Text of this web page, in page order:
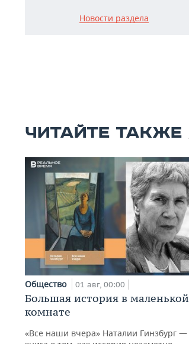
Новости раздела
ЧИТАЙТЕ ТАКЖЕ
Общество 01 авг, 00:00
Большая история в маленькой
комнате
«Все наши вчера» Наталии Гинзбург —